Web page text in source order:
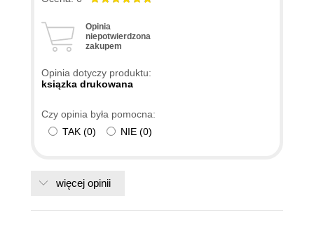
Opinia
niepotwierdzona
zakupem
Opinia dotyczy produktu:
ksiązka drukowana
Czy opinia była pomocna:
TAK (0) NIE (0)
więcej opinii